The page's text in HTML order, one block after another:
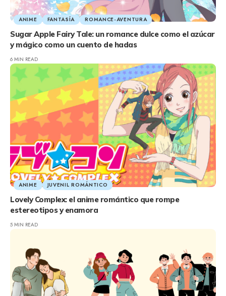
ANIME FANTASÍA ROMANCE-AVENTURA
Sugar Apple Fairy Tale: un romance dulce como el azúcar
y mágico como un cuento de hadas
6 MIN READ
ANIME JUVENIL ROMÁNTICO
Lovely Complex: el anime romántico que rompe
estereotipos y enamora
5 MIN READ